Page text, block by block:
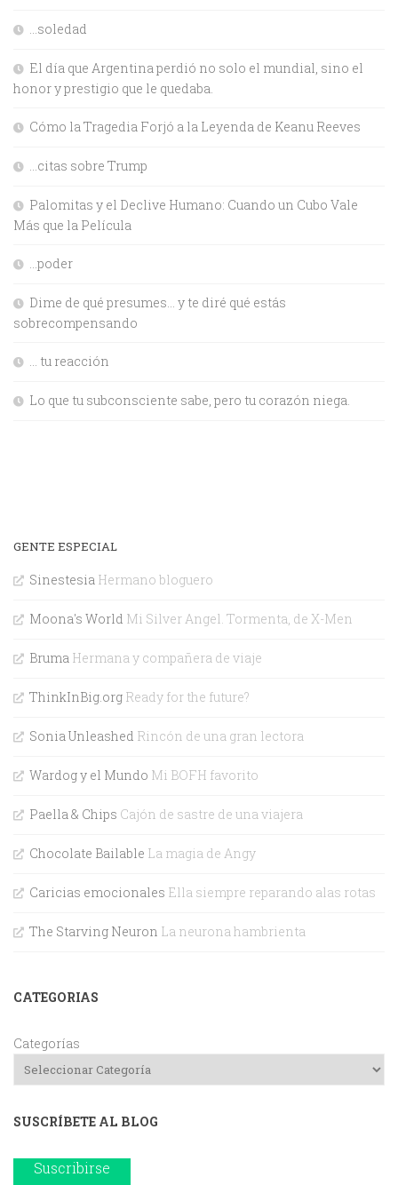
…soledad
El día que Argentina perdió no solo el mundial, sino el
honor y prestigio que le quedaba.
Cómo la Tragedia Forjó a la Leyenda de Keanu Reeves
…citas sobre Trump
Palomitas y el Declive Humano: Cuando un Cubo Vale
Más que la Película
…poder
Dime de qué presumes… y te diré qué estás
sobrecompensando
… tu reacción
Lo que tu subconsciente sabe, pero tu corazón niega.
GENTE ESPECIAL
Sinestesia Hermano bloguero
Moona's World Mi Silver Angel. Tormenta, de X-Men
Bruma Hermana y compañera de viaje
ThinkInBig.org Ready for the future?
Sonia Unleashed Rincón de una gran lectora
Wardog y el Mundo Mi BOFH favorito
Paella & Chips Cajón de sastre de una viajera
Chocolate Bailable La magia de Angy
Caricias emocionales Ella siempre reparando alas rotas
The Starving Neuron La neurona hambrienta
CATEGORIAS
Categorías
SUSCRÍBETE AL BLOG
Suscribirse